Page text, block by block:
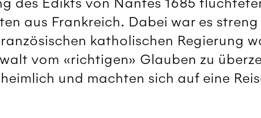
aus Frankreich. Dabei war es
katholischen Regierung
vom «richtigen» Glauben zu
und machten sich auf eine